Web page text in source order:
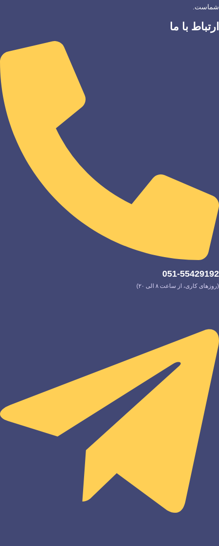
شماست.
ارتباط با ما
051-55429192
(روزهای کاری، از ساعت ۸ الی ۲۰)